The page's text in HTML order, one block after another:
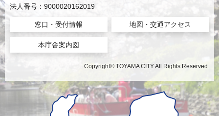
法人番号：9000020162019
窓口・受付情報 地図・交通アクセス
本庁舎案内図
Copyright© TOYAMA CITY All Rights Reserved.